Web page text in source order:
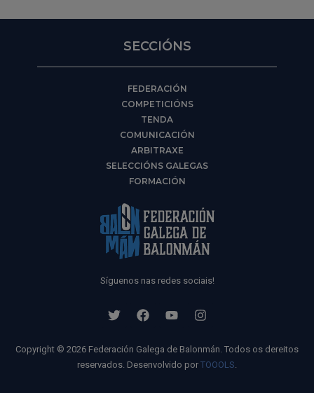
SECCIÓNS
FEDERACIÓN
COMPETICIÓNS
TENDA
COMUNICACIÓN
ARBITRAXE
SELECCIÓNS GALEGAS
FORMACIÓN
Síguenos nas redes sociais!
Copyright © 2026 Federación Galega de Balonmán. Todos os dereitos
reservados. Desenvolvido por TOOOLS.